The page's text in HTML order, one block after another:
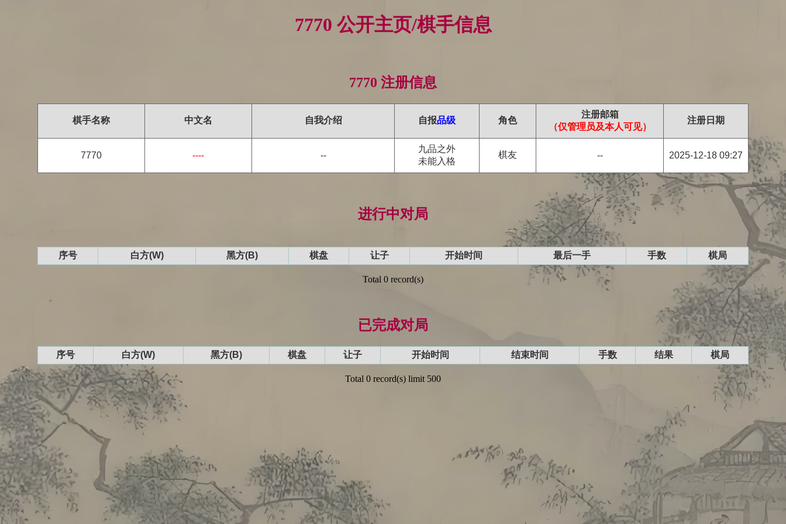
7770 公开主页/棋手信息
7770 注册信息
棋手名称 中文名 自我介绍 自报品级 角色
注册邮箱
（仅管理员及本人可见）
注册日期
7770 ---- --
九品之外
未能入格
棋友 -- 2025-12-18 09:27
进行中对局
序号 白方(W) 黑方(B) 棋盘 让子 开始时间 最后一手 手数 棋局
Total 0 record(s)
已完成对局
序号 白方(W) 黑方(B) 棋盘 让子 开始时间 结束时间 手数 结果 棋局
Total 0 record(s) limit 500